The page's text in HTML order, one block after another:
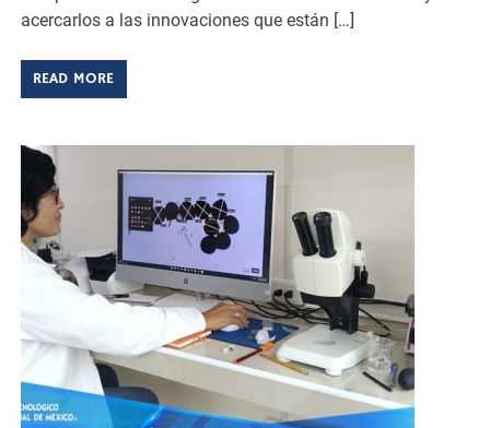
acercarlos a las innovaciones que están […]
READ MORE